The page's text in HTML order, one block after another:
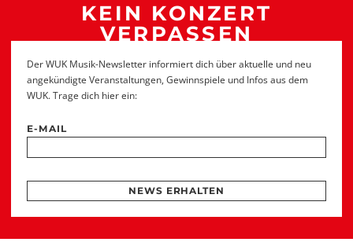
KEIN KONZERT
VERPASSEN
Der WUK Musik-Newsletter informiert dich über aktuelle und neu
angekündigte Veranstaltungen, Gewinnspiele und Infos aus dem
WUK. Trage dich hier ein:
E-MAIL
NEWS ERHALTEN